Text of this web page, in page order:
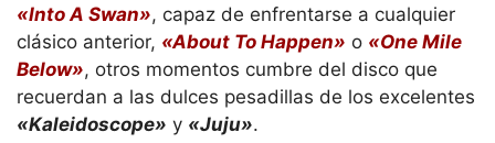
«Into A Swan», capaz de enfrentarse a cualquier
clásico anterior, «About To Happen» o «One Mile
Below», otros momentos cumbre del disco que
recuerdan a las dulces pesadillas de los excelentes
«Kaleidoscope» y «Juju».